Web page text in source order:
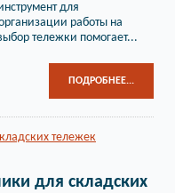
для
работы на
тележки помогает...
ПОДРОБНЕЕ...
для складских